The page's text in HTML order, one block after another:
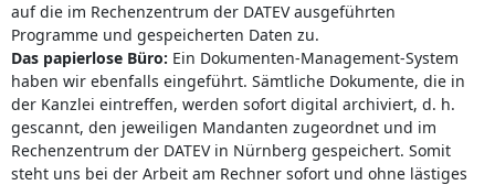
auf die im Rechenzentrum der DATEV ausgeführten
Programme und gespeicherten Daten zu.
Das papierlose Büro: Ein Dokumenten-Management-System
haben wir ebenfalls eingeführt. Sämtliche Dokumente, die in
der Kanzlei eintreffen, werden sofort digital archiviert, d. h.
gescannt, den jeweiligen Mandanten zugeordnet und im
Rechenzentrum der DATEV in Nürnberg gespeichert. Somit
steht uns bei der Arbeit am Rechner sofort und ohne lästiges